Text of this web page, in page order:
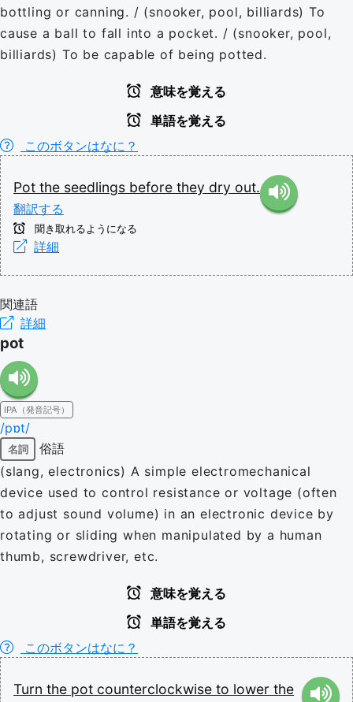
bottling or canning. / (snooker, pool, billiards) To
cause a ball to fall into a pocket. / (snooker, pool,
billiards) To be capable of being potted.
意味を覚える
単語を覚える
このボタンはなに？
Pot the seedlings before they dry out.
翻訳する
聞き取れるようになる
詳細
関連語
詳細
pot
IPA（発音記号）
/pɒt/
名詞
俗語
(slang, electronics) A simple electromechanical
device used to control resistance or voltage (often
to adjust sound volume) in an electronic device by
rotating or sliding when manipulated by a human
thumb, screwdriver, etc.
意味を覚える
単語を覚える
このボタンはなに？
Turn the pot counterclockwise to lower the